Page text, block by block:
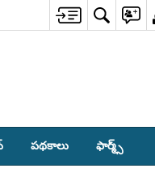
పథకాలు ఫార్మ్స్